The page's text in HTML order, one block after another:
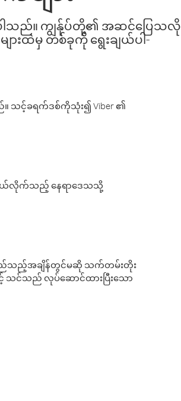
ေပါသည်။ ကျွန်ုပ်တို့၏ အဆင်ပြေသလို
ားထဲမှ တစ်ခုကို ရွေးချယ်ပါ-
သင့်ခရက်ဒစ်ကိုသုံး၍ Viber ၏
ချယ်လိုက်သည့် နေရာဒေသသို့
း မည်သည့်အချိန်တွင်မဆို သက်တမ်းတိုး
သင်သည် လုပ်ဆောင်ထားပြီးသော